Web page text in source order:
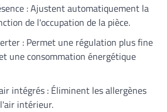
: Ajustent automatiquement la
de l'occupation de la pièce.
: Permet une régulation plus fine
une consommation énergétique
intégrés : Éliminent les allergènes
intérieur.